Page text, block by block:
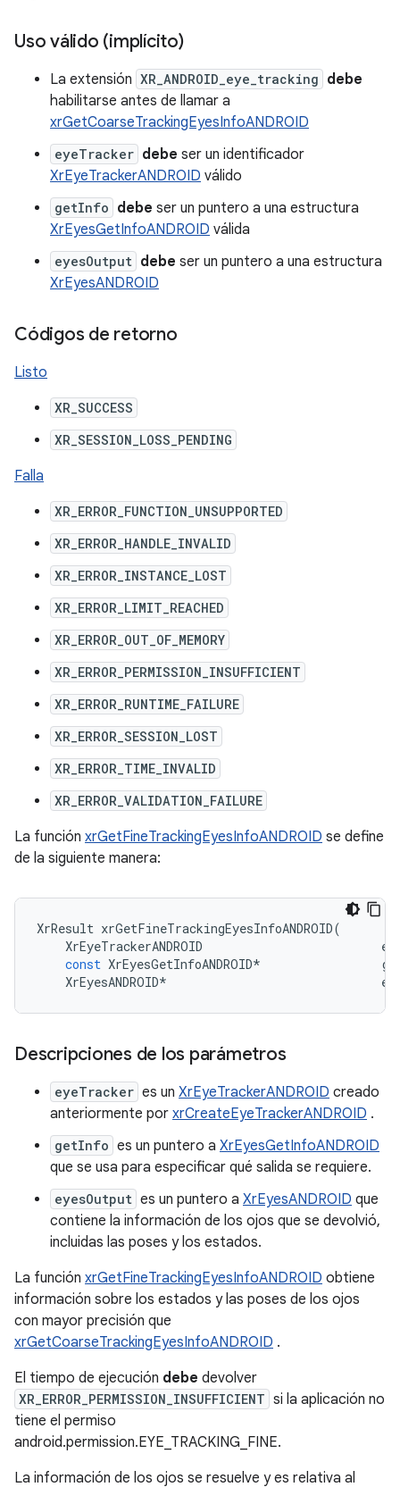
Uso válido (implícito)
La extensión XR_ANDROID_eye_tracking debe
habilitarse antes de llamar a
xrGetCoarseTrackingEyesInfoANDROID
eyeTracker debe ser un identificador
XrEyeTrackerANDROID válido
getInfo debe ser un puntero a una estructura
XrEyesGetInfoANDROID válida
eyesOutput debe ser un puntero a una estructura
XrEyesANDROID
Códigos de retorno
Listo
XR_SUCCESS
XR_SESSION_LOSS_PENDING
Falla
XR_ERROR_FUNCTION_UNSUPPORTED
XR_ERROR_HANDLE_INVALID
XR_ERROR_INSTANCE_LOST
XR_ERROR_LIMIT_REACHED
XR_ERROR_OUT_OF_MEMORY
XR_ERROR_PERMISSION_INSUFFICIENT
XR_ERROR_RUNTIME_FAILURE
XR_ERROR_SESSION_LOST
XR_ERROR_TIME_INVALID
XR_ERROR_VALIDATION_FAILURE
La función xrGetFineTrackingEyesInfoANDROID se define
de la siguiente manera:
XrResult xrGetFineTrackingEyesInfoANDROID(
XrEyeTrackerANDROID
const XrEyesGetInfoANDROID*
XrEyesANDROID*
Descripciones de los parámetros
eyeTracker es un XrEyeTrackerANDROID creado
anteriormente por xrCreateEyeTrackerANDROID .
getInfo es un puntero a XrEyesGetInfoANDROID
que se usa para especificar qué salida se requiere.
eyesOutput es un puntero a XrEyesANDROID que
contiene la información de los ojos que se devolvió,
incluidas las poses y los estados.
La función xrGetFineTrackingEyesInfoANDROID obtiene
información sobre los estados y las poses de los ojos
con mayor precisión que
xrGetCoarseTrackingEyesInfoANDROID .
El tiempo de ejecución debe devolver
XR_ERROR_PERMISSION_INSUFFICIENT si la aplicación no
tiene el permiso
android.permission.EYE_TRACKING_FINE.
La información de los ojos se resuelve y es relativa al